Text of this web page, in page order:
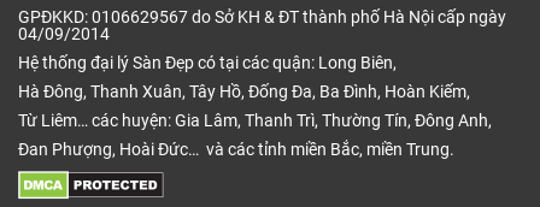
GPĐKKD: 0106629567 do Sở KH & ĐT thành phố Hà Nội cấp ngày
04/09/2014
Hệ thống đại lý Sàn Đẹp có tại các quận: Long Biên,
Hà Đông, Thanh Xuân, Tây Hồ, Đống Đa, Ba Đình, Hoàn Kiếm,
Từ Liêm… các huyện: Gia Lâm, Thanh Trì, Thường Tín, Đông Anh,
Đan Phượng, Hoài Đức… và các tỉnh miền Bắc, miền Trung.